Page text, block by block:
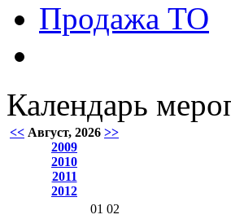
Продажа ТО
Календарь
<< Август, 2026 >>
2009
2010
2011
2012
01 02